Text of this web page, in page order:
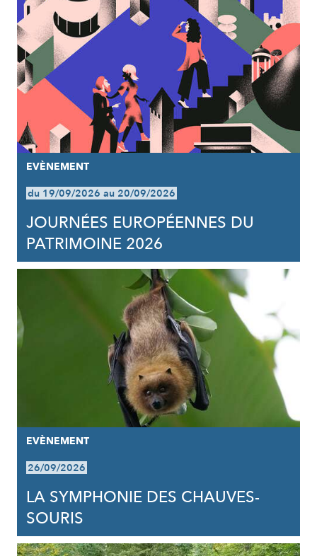
EVÈNEMENT
du 19/09/2026 au 20/09/2026
JOURNÉES EUROPÉENNES DU
PATRIMOINE 2026
EVÈNEMENT
26/09/2026
LA SYMPHONIE DES CHAUVES-
SOURIS